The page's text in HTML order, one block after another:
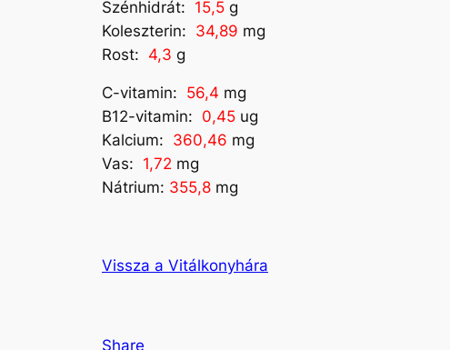
Szénhidrát: 15,5 g
Koleszterin: 34,89 mg
Rost: 4,3 g
C-vitamin: 56,4 mg
B12-vitamin: 0,45 ug
Kalcium: 360,46 mg
Vas: 1,72 mg
Nátrium: 355,8 mg
Vissza a Vitálkonyhára
Share